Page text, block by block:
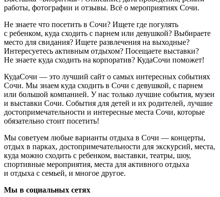
работы, фотографии и отзывы. Всё о мероприятиях Сочи.
Не знаете что посетить в Сочи? Ищете где погулять
с ребенком, куда сходить с парнем или девушкой? Выбираете
место для свидания? Ищете развлечения на выходные?
Интересуетесь активным отдыхом? Посещаете выставки?
Не знаете куда сходить на корпоратив? КудаСочи поможет!
КудаСочи — это лучший сайт о самых интересных событиях
Сочи. Мы знаем куда сходить в Сочи с девушкой, с парнем
или большой компанией. У нас только лучшие события, музеи
и выставки Сочи. События для детей и их родителей, лучшие
достопримечательности и интересные места Сочи, которые
обязательно стоит посетить!
Мы советуем любые варианты отдыха в Сочи — концерты,
отдых в парках, достопримечательности для экскурсий, места,
куда можно сходить с ребенком, выставки, театры, шоу,
спортивные мероприятия, места для активного отдыха
и отдыха с семьей, и многое другое.
Мы в социальных сетях